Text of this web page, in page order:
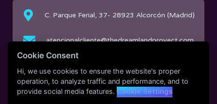
C. Parque Ferial, 37- 28923 Alcorcón (Madrid)
atencionalcliente@thedreamlandproyect.com
Cookie Consent
Hi, we use cookies to ensure the website's proper
operation, to analyze traffic and performance, and to
provide social media features.Cookie Settings